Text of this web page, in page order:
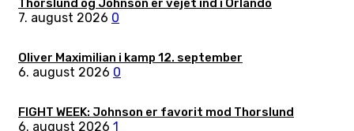
Thorslund og Johnson er vejet ind i Orlando
7. august 2026 0
Oliver Maximilian i kamp 12. september
6. august 2026 0
FIGHT WEEK: Johnson er favorit mod Thorslund
6. august 2026 1